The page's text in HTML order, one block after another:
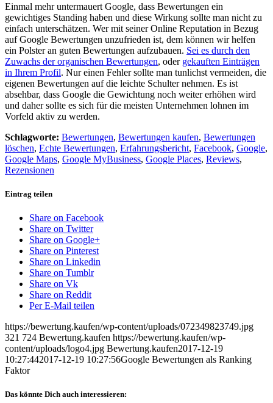
Einmal mehr untermauert Google, dass Bewertungen ein
gewichtiges Standing haben und diese Wirkung sollte man nicht zu
einfach unterschätzen. Wer mit seiner Online Reputation in Bezug
auf Google Bewertungen unzufrieden ist, dem können wir helfen
ein Polster an guten Bewertungen aufzubauen. Sei es durch den
Zuwachs der organischen Bewertungen, oder gekauften Einträgen
in Ihrem Profil. Nur einen Fehler sollte man tunlichst vermeiden, die
eigenen Bewertungen auf die leichte Schulter nehmen. Es ist
absehbar, dass Google die Gewichtung noch weiter erhöhen wird
und daher sollte es sich für die meisten Unternehmen lohnen im
Vorfeld aktiv zu werden.
Schlagworte: Bewertungen, Bewertungen kaufen, Bewertungen
löschen, Echte Bewertungen, Erfahrungsbericht, Facebook, Google,
Google Maps, Google MyBusiness, Google Places, Reviews,
Rezensionen
Eintrag teilen
Share on Facebook
Share on Twitter
Share on Google+
Share on Pinterest
Share on Linkedin
Share on Tumblr
Share on Vk
Share on Reddit
Per E-Mail teilen
https://bewertung.kaufen/wp-content/uploads/072349823749.jpg
321 724 Bewertung.kaufen https://bewertung.kaufen/wp-
content/uploads/logo4.jpg Bewertung.kaufen2017-12-19
10:27:442017-12-19 10:27:56Google Bewertungen als Ranking
Faktor
Das könnte Dich auch interessieren: